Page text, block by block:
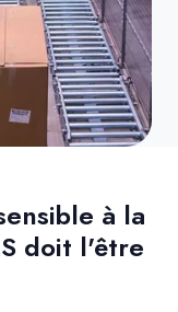
à la
doit l'être